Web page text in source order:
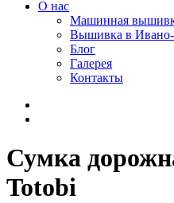
О нас
Машинная
Вышивка в Ивано-
Блог
Галерея
Контакты
Сумка
Totobi